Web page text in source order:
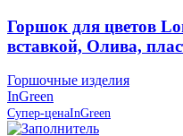
Горшок для цветов
вставкой, Олива,
Горшочные изделия
InGreen
Супер-ценаInGreen